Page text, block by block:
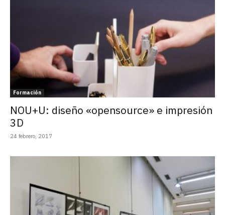
Formación
NOU+U: diseño «opensource» e impresión
3D
24 febrero, 2017